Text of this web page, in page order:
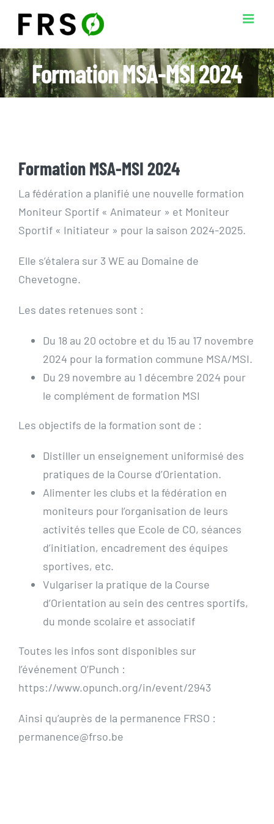
contenu
Formation MSA-MSI 2024
Formation MSA-MSI 2024
La fédération a planifié une nouvelle formation
Moniteur Sportif « Animateur » et Moniteur
Sportif « Initiateur » pour la saison 2024-2025.
Elle s’étalera sur 3 WE au Domaine de
Chevetogne.
Les dates retenues sont :
Du 18 au 20 octobre et du 15 au 17 novembre
2024 pour la formation commune MSA/MSI.
Du 29 novembre au 1 décembre 2024 pour
le complément de formation MSI
Les objectifs de la formation sont de :
Distiller un enseignement uniformisé des
pratiques de la Course d’Orientation.
Alimenter les clubs et la fédération en
moniteurs pour l’organisation de leurs
activités telles que Ecole de CO, séances
d’initiation, encadrement des équipes
sportives, etc.
Vulgariser la pratique de la Course
d’Orientation au sein des centres sportifs,
du monde scolaire et associatif
Toutes les infos sont disponibles sur
l’événement O’Punch :
https://www.opunch.org/in/event/2943
Ainsi qu’auprès de la permanence FRSO :
permanence@frso.be